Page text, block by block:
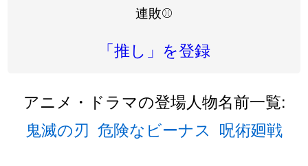
連敗⚾️
「推し」を登録
アニメ・ドラマの登場人物名前一覧:
鬼滅の刃 危険なビーナス 呪術廻戦